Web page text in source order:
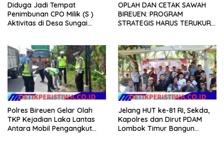
Diduga Jadi Tempat
Penimbunan CPO Milik (S )
Aktivitas di Desa Sungai
OPLAH DAN CETAK SAWAH
BIREUEN: PROGRAM
STRATEGIS HARUS TERUKUR,
Polres Bireuen Gelar Olah
TKP Kejadian Laka Lantas
Antara Mobil Pengangkut
Jelang HUT ke-81 RI, Sekda,
Kapolres dan Dirut PDAM
Lombok Timur Bangun